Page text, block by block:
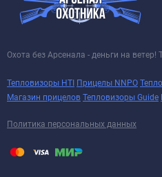
Охота без Арсенала - деньги на
Тепловизоры HTI Прицелы NNPO
Магазин прицелов Тепловизоры Guide
Политика персональных данных